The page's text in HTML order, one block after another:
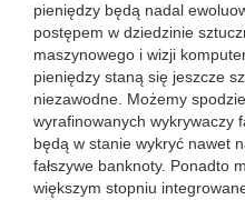
pieniędzy będą nadal
postępem w dziedzinie
maszynowego i wizji
pieniędzy staną się jeszcze
niezawodne. Możemy
wyrafinowanych wykrywaczy
będą w stanie wykryć nawet
fałszywe banknoty. Ponadto
większym stopniu